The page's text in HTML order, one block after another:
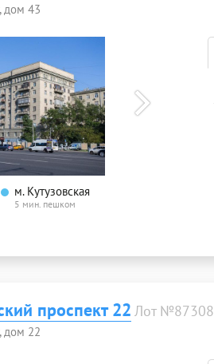
дом 43
м. Кутузовская
5 мин. пешком
проспект 22 Лот №87308
дом 22